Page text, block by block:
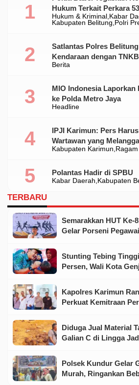
Hukum & Kriminal
Kabar
Kabupaten Belitung Polri
Hukum Terkait Perkara
Ilegal Di Belitung
Berita
Satlantas Polres
Kendaraan dengan
Standar
Headline
MIO Indonesia Laporkan
ke Polda Metro Jaya
Kabupaten Karimun
IPJI Karimun: Pers
Wartawan yang
Dikoreksi
Kabar Daerah Kabupaten
Polantas Hadir di SPBU
TERBARU
Semarakkan HUT Ke-
Gelar Porseni
Stunting Tebing
Persen, Wali Kota
Kapolres Karimun
Perkuat Kemitraan
Diduga Jual Material
Galian C di Lingga
Polsek Kundur Gelar
Murah, Ringankan